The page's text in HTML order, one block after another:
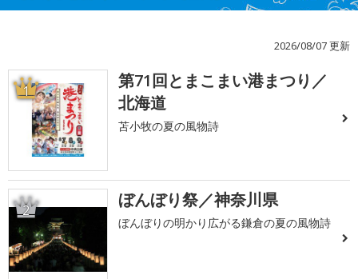
2026/08/07 更新
1
第71回とまこまい港まつり／
北海道
苫小牧の夏の風物詩
2 ぼんぼり祭／神奈川県
ぼんぼりの明かり広がる鎌倉の夏の風物詩